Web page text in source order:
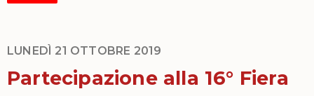
LUNEDÌ 21 OTTOBRE 2019
Partecipazione alla 16° Fiera